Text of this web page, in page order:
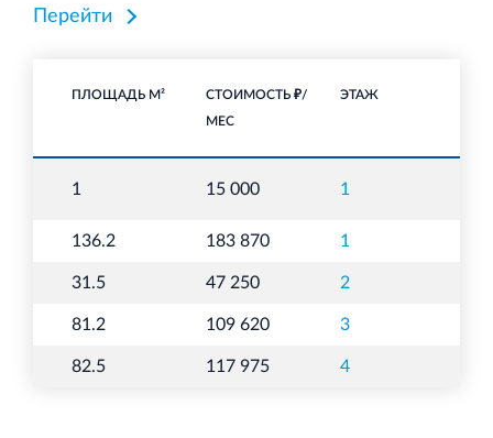
Перейти
ПЛОЩАДЬ М²
СТОИМОСТЬ ₽/
МЕС
ЭТАЖ
1 15 000 1
136.2 183 870 1
31.5 47 250 2
81.2 109 620 3
82.5 117 975 4